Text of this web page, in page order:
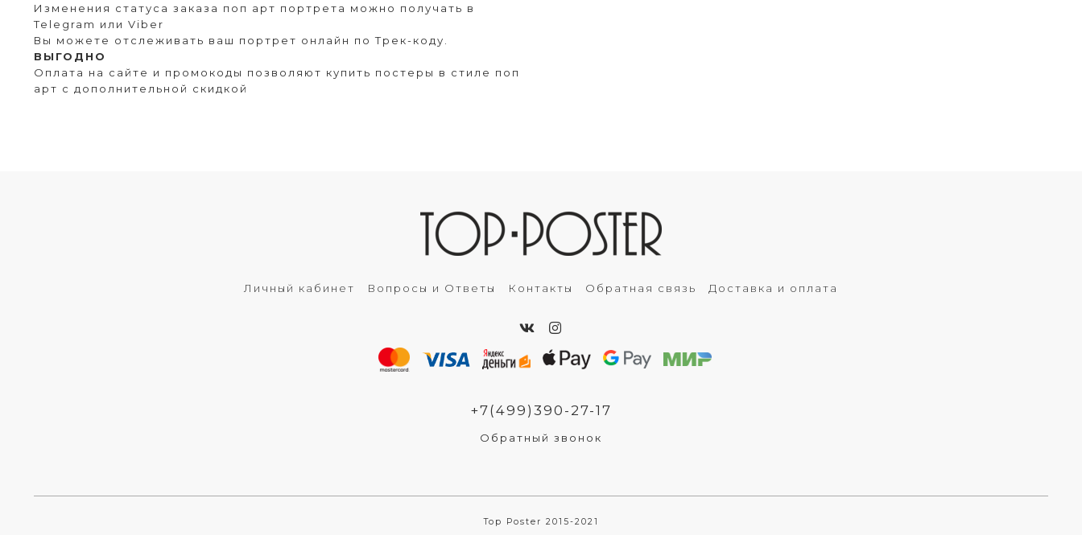
Изменения статуса заказа поп арт портрета можно получать в
Telegram или Viber
Вы можете отслеживать ваш портрет онлайн по Трек-коду.
ВЫГОДНО
Оплата на сайте и промокоды позволяют купить постеры в стиле поп
арт с дополнительной скидкой
Личный кабинет Вопросы и Ответы Контакты Обратная связь Доставка и оплата
+7(499)390-27-17
Обратный звонок
Top Poster 2015-2021